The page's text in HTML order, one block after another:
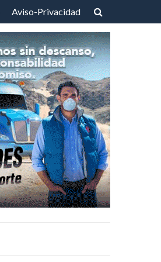
Aviso-Privacidad